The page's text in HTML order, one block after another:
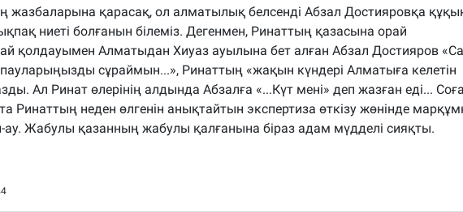
жазбаларына қарасақ, ол алматылық белсенді Абзал Достияровқа
ниеті болғанын білеміз. Дегенмен, Ринаттың қазасына орай
қолдауымен Алматыдан Хиуаз ауылына бет алған Абзал Достияров
сұраймын...», Ринаттың «жақын күндері Алматыға келетін
Ал Ринат өлерінің алдында Абзалға «...Күт мені» деп жазған еді...
Ринаттың неден өлгенін анықтайтын экспертиза өткізу жөнінде
ау. Жабулы қазанның жабулы қалғанына біраз адам мүдделі сияқты.